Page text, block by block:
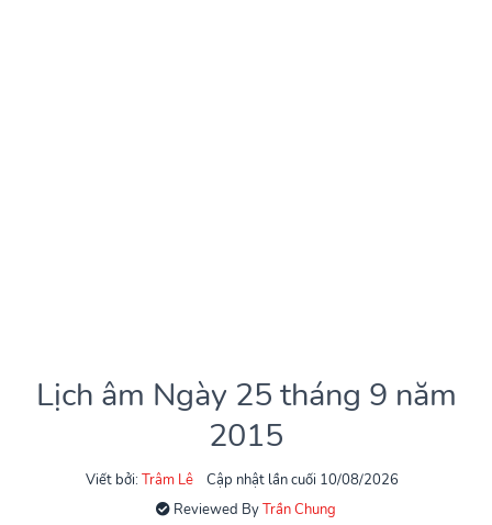
Lịch âm Ngày 25 tháng 9 năm
2015
Viết bởi: Trâm Lê
Cập nhật lần cuối 10/08/2026
Reviewed ByTrần Chung